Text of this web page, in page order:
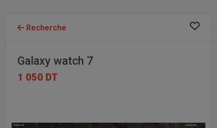
Recherche
Galaxy watch 7
1 050 DT